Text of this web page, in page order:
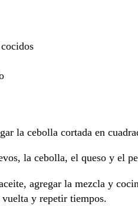
la cebolla cortada en
la cebolla, el queso y el
agregar la mezcla y
y repetir tiempos.